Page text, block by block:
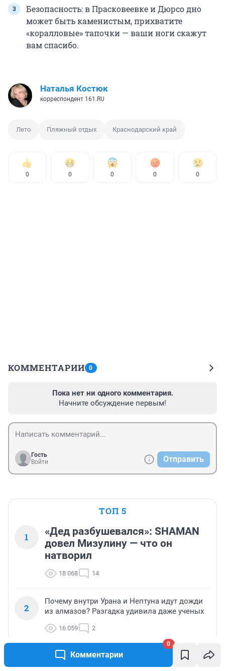
Комментарии
0
Безопасность: в Прасковеевке и Дюрсо дно
может быть каменистым, прихватите
«коралловые» тапочки — ваши ноги скажут
вам спасибо.
Наталья Костюк
корреспондент 161.RU
Лето Пляжный отдых Краснодарский край
0 0 0 0 0
КОММЕНТАРИИ 0
Пока нет ни одного комментария.
Начните обсуждение первым!
Гость
Войти
Отправить
ТОП 5
1
«Дед разбушевался»: SHAMAN
довел Мизулину — что он
натворил
18 068 14
2
Почему внутри Урана и Нептуна идут дожди
из алмазов? Разгадка удивила даже ученых
16 059 2
Эта иллюзия вас запутает: что на самом деле
говорит вирусное пианино с Чебурашкой —